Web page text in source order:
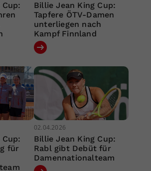
Billie Jean King Cup:
Tapfere ÖTV-Damen
unterliegen nach
Kampf Finnland
für
02.04.2026
Billie Jean King Cup:
Rabl gibt Debüt für
Damennationalteam